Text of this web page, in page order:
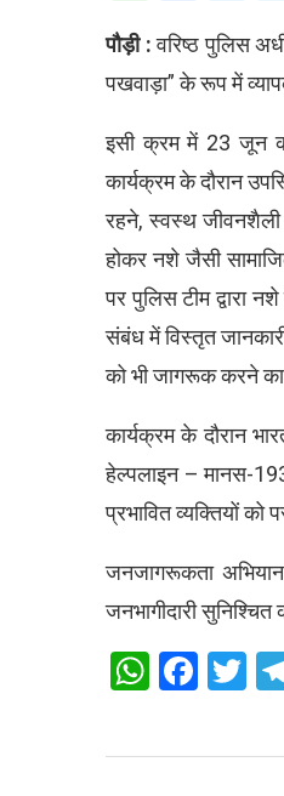
पौड़ी :वरिष्ठ पुलिस
पखवाड़ा” के रूप में
इसी क्रम में 23 जून को
कार्यक्रम के दौरान
रहने, स्वस्थ जीवनशैली
होकर नशे जैसी
पर पुलिस टीम द्वारा
संबंध में विस्तृत
को भी जागरूक करने का
कार्यक्रम के दौरान
हेल्पलाइन – मानस-
प्रभावित व्यक्तियों
जनजागरूकता
जनभागीदारी